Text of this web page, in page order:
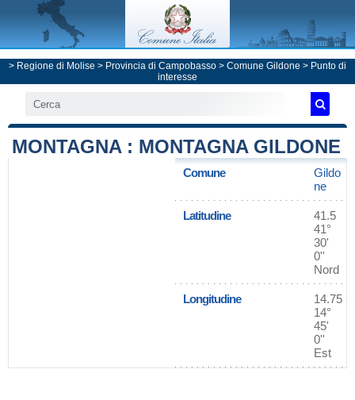
> Regione di Molise > Provincia di Campobasso > Comune Gildone > Punto di
interesse
MONTAGNA : MONTAGNA GILDONE
Comune
Gildo
ne
Latitudine
41.5
41°
30'
0''
Nord
Longitudine
14.75
14°
45'
0''
Est